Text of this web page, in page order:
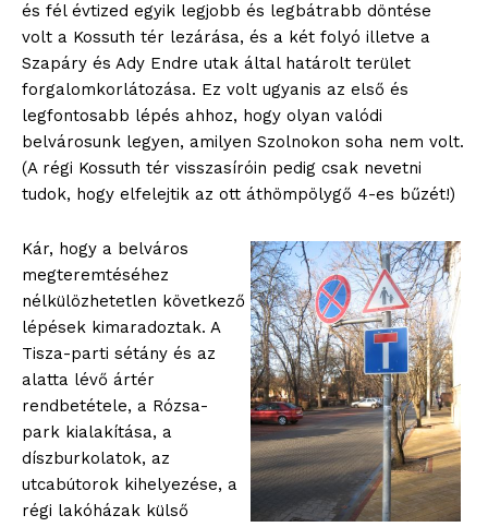
és fél évtized egyik legjobb és legbátrabb döntése
volt a Kossuth tér lezárása, és a két folyó illetve a
Szapáry és Ady Endre utak által határolt terület
forgalomkorlátozása. Ez volt ugyanis az első és
legfontosabb lépés ahhoz, hogy olyan valódi
belvárosunk legyen, amilyen Szolnokon soha nem volt.
(A régi Kossuth tér visszasíróin pedig csak nevetni
tudok, hogy elfelejtik az ott áthömpölygő 4-es bűzét!)
Kár, hogy a belváros
megteremtéséhez
nélkülözhetetlen következő
lépések kimaradoztak. A
Tisza-parti sétány és az
alatta lévő ártér
rendbetétele, a Rózsa-
park kialakítása, a
díszburkolatok, az
utcabútorok kihelyezése, a
régi lakóházak külső